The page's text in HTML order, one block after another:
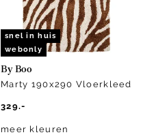
snel in huis
webonly
By Boo
Marty 190x290 Vloerkleed
329.-
meer kleuren